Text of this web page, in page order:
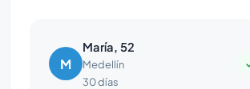
M
María, 52
Medellín
30 días